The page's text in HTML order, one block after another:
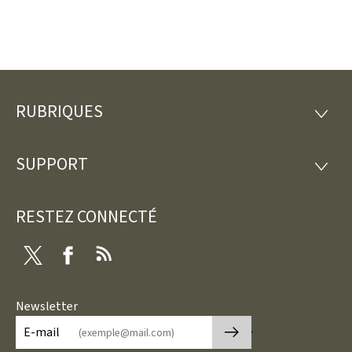
Pied
page
RUBRIQUES
SUPPORT
RESTEZ CONNECTÉ
Twitter Facebook
Newsletter
E-mail
🡒